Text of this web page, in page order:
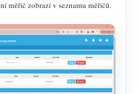
měřič zobrazí v seznamu měřičů.